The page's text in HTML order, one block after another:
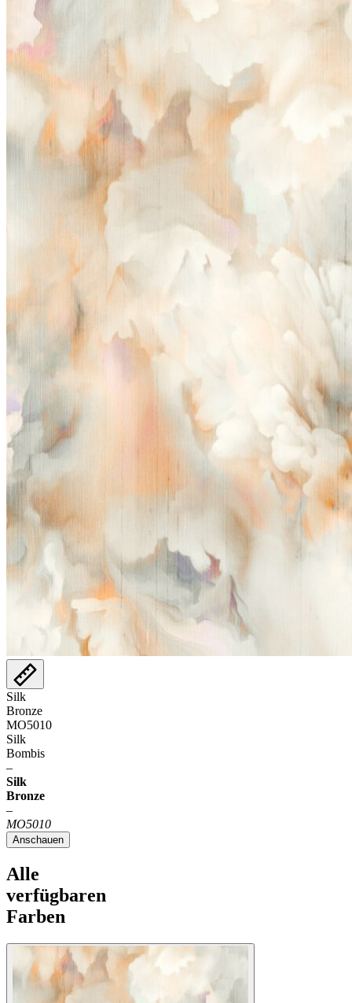
Silk
Bronze
MO5010
Silk
Bombis
–
Silk
Bronze
–
MO5010
Anschauen
Alle
verfügbaren
Farben